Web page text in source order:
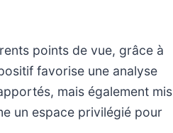
points de vue, grâce à
favorise une analyse
mais également mis
un espace privilégié pour